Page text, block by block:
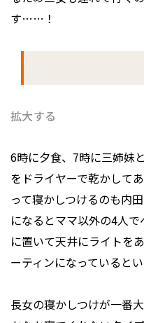
す……！
拡大する
6時に夕食、7時に三姉妹
をドライヤーで乾かして
って寝かしつけるのも内
になるとママ以外の4人
に置いて天井にライトを
ーティンになっているとい
長女の寝かしつけが一番